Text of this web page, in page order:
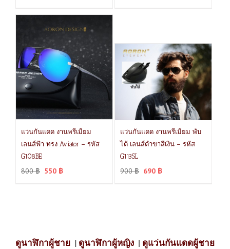
แว่นกันแดด งานพรีเมียม
เลนส์ฟ้า ทรง Aviator – รหัส
G108BE
800฿ 550 ฿
แว่นกันแดด งานพรีเมียม พับ
ได้ เลนส์ดำขาสีเงิน – รหัส
G113SL
900฿ 690 ฿
ดูนาฬิกาผู้ชาย | ดูนาฬิกาผู้หญิง | ดูแว่นกันแดดผู้ชาย